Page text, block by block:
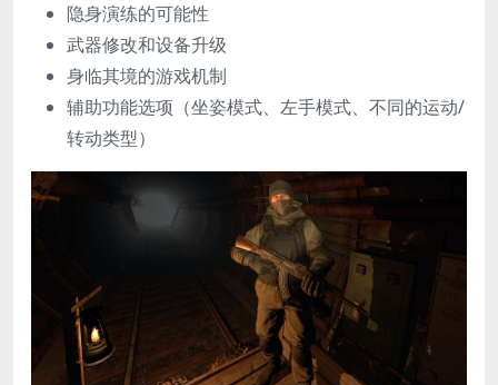
隐身演练的可能性
武器修改和设备升级
身临其境的游戏机制
辅助功能选项（坐姿模式、左手模式、不同的运动/
转动类型）